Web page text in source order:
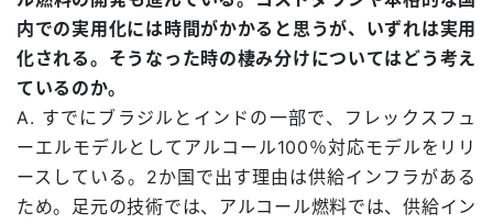
内での実用化には時間がかかると思うが、いずれは実用
化される。そうなった時の棲み分けについてはどう考え
ているのか。
A. すでにブラジルとインドの一部で、フレックスフュ
ーエルモデルとしてアルコール100％対応モデルをリリ
ースしている。2か国で出す理由は供給インフラがある
ため。足元の技術では、アルコール燃料では、供給イン